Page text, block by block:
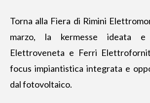
Torna alla Fiera di Rimini
marzo, la kermesse ideata e
Elettroveneta e Ferri
focus impiantistica integrata e
dal fotovoltaico.